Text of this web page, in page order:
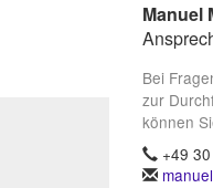
Manuel
Bei
zur
können
+49 30